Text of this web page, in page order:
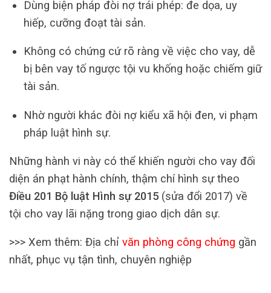
Dùng biện pháp đòi nợ trái phép: đe dọa, uy
hiếp, cưỡng đoạt tài sản.
Không có chứng cứ rõ ràng về việc cho vay, dễ
bị bên vay tố ngược tội vu khống hoặc chiếm giữ
tài sản.
Nhờ người khác đòi nợ kiểu xã hội đen, vi phạm
pháp luật hình sự.
Những hành vi này có thể khiến người cho vay đối
diện án phạt hành chính, thậm chí hình sự theo
Điều 201 Bộ luật Hình sự 2015(sửa đổi 2017) về
tội cho vay lãi nặng trong giao dịch dân sự.
>>> Xem thêm: Địa chỉ văn phòng công chứng gần
nhất, phục vụ tận tình, chuyên nghiệp